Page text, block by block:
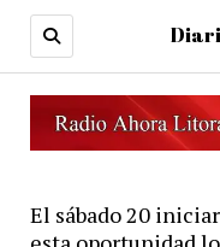
El sábado 20